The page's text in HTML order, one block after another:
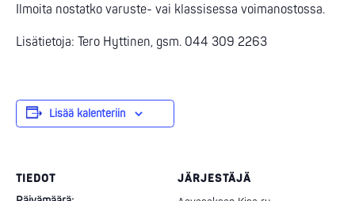
Ilmoita nostatko varuste- vai klassisessa voimanostossa.
Lisätietoja: Tero Hyttinen, gsm. 044 309 2263
Lisää kalenteriin
TIEDOT
JÄRJESTÄJÄ